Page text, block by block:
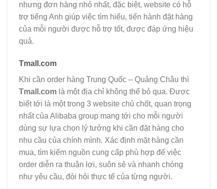
nhưng đơn hàng nhỏ nhất, đặc biệt, website có hỗ
trợ tiếng Anh giúp việc tìm hiểu, tiến hành đặt hàng
của mỗi người được hỗ trợ tốt, được đáp ứng hiệu
quả.
Tmall.com
Khi cần order hàng Trung Quốc – Quảng Châu thì
Tmall.com là một địa chỉ không thể bỏ qua. Được
biết tới là một trong 3 website chủ chốt, quan trọng
nhất của Alibaba group mang tới cho mỗi người
dùng sự lựa chọn lý tưởng khi cần đặt hàng cho
nhu cầu của chính mình. Xác định mặt hàng cần
mua, tìm kiếm nguồn cung cấp phù hợp để việc
order diễn ra thuận lợi, suôn sẻ và nhanh chóng
như yêu cầu, đòi hỏi thực tế của từng người.